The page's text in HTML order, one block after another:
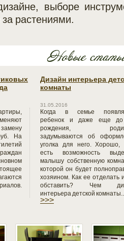
выборе
растениями.
На
Дизайн интерьера
комнаты
31.05.2016
Когда в семье
ребенок и даже еще до
рождения,
задумываются об
уголка для него. Хорошо,
есть возможность
малышу собственную
которой он будет
хозяином. Как ее отделать
обставить? Чем
интерьера детской
>>>